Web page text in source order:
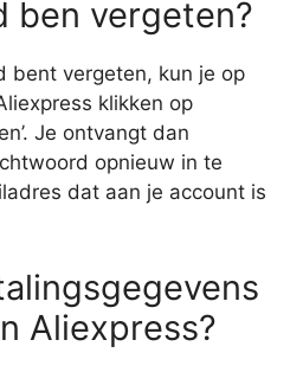
ben vergeten?
bent vergeten, kun je op
klikken op
Je ontvangt dan
opnieuw in te
dat aan je account is
Aliexpress?